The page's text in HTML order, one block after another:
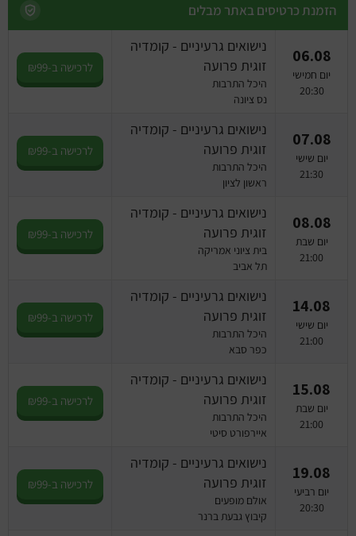
הזמנת כרטיסים באתר מבלים
06.08
יום חמישי
20:30
נישואים גרעיניים - קומדיה
זוגית פרועה
היכל התרבות
נס ציונה
לרכישה ב-₪99
07.08
יום שישי
21:30
נישואים גרעיניים - קומדיה
זוגית פרועה
היכל התרבות
ראשון לציון
לרכישה ב-₪99
08.08
יום שבת
21:00
נישואים גרעיניים - קומדיה
זוגית פרועה
בית ציוני אמריקה
תל אביב
לרכישה ב-₪99
14.08
יום שישי
21:00
נישואים גרעיניים - קומדיה
זוגית פרועה
היכל התרבות
כפר סבא
לרכישה ב-₪99
15.08
יום שבת
21:00
נישואים גרעיניים - קומדיה
זוגית פרועה
היכל התרבות
איירפורט סיטי
לרכישה ב-₪99
19.08
יום רביעי
20:30
נישואים גרעיניים - קומדיה
זוגית פרועה
אולם מופעים
קיבוץ גבעת ברנר
לרכישה ב-₪99